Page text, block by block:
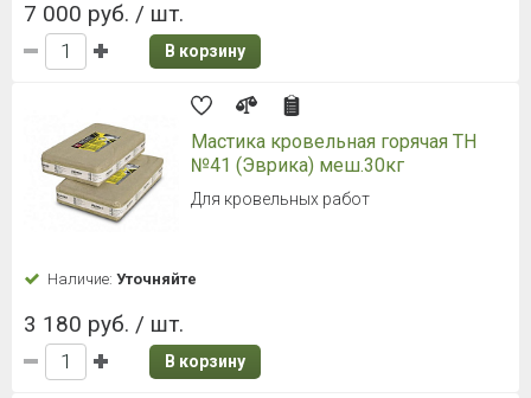
7 000 руб. / шт.
В корзину
Мастика кровельная горячая ТН
№41 (Эврика) меш.30кг
Для кровельных работ
Наличие: Уточняйте
3 180 руб. / шт.
В корзину